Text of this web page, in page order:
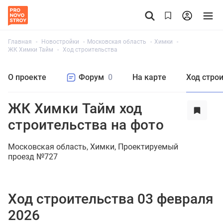
Главная Новостройки Московская область
Химки
ЖК Химки Тайм
Ход строительства
О проекте Форум 0 На карте Ход
ЖК Химки Тайм ход
строительства на фото
Московская область Химки Проектируемый
проезд №727
Ход строительства 03 февраля
2026